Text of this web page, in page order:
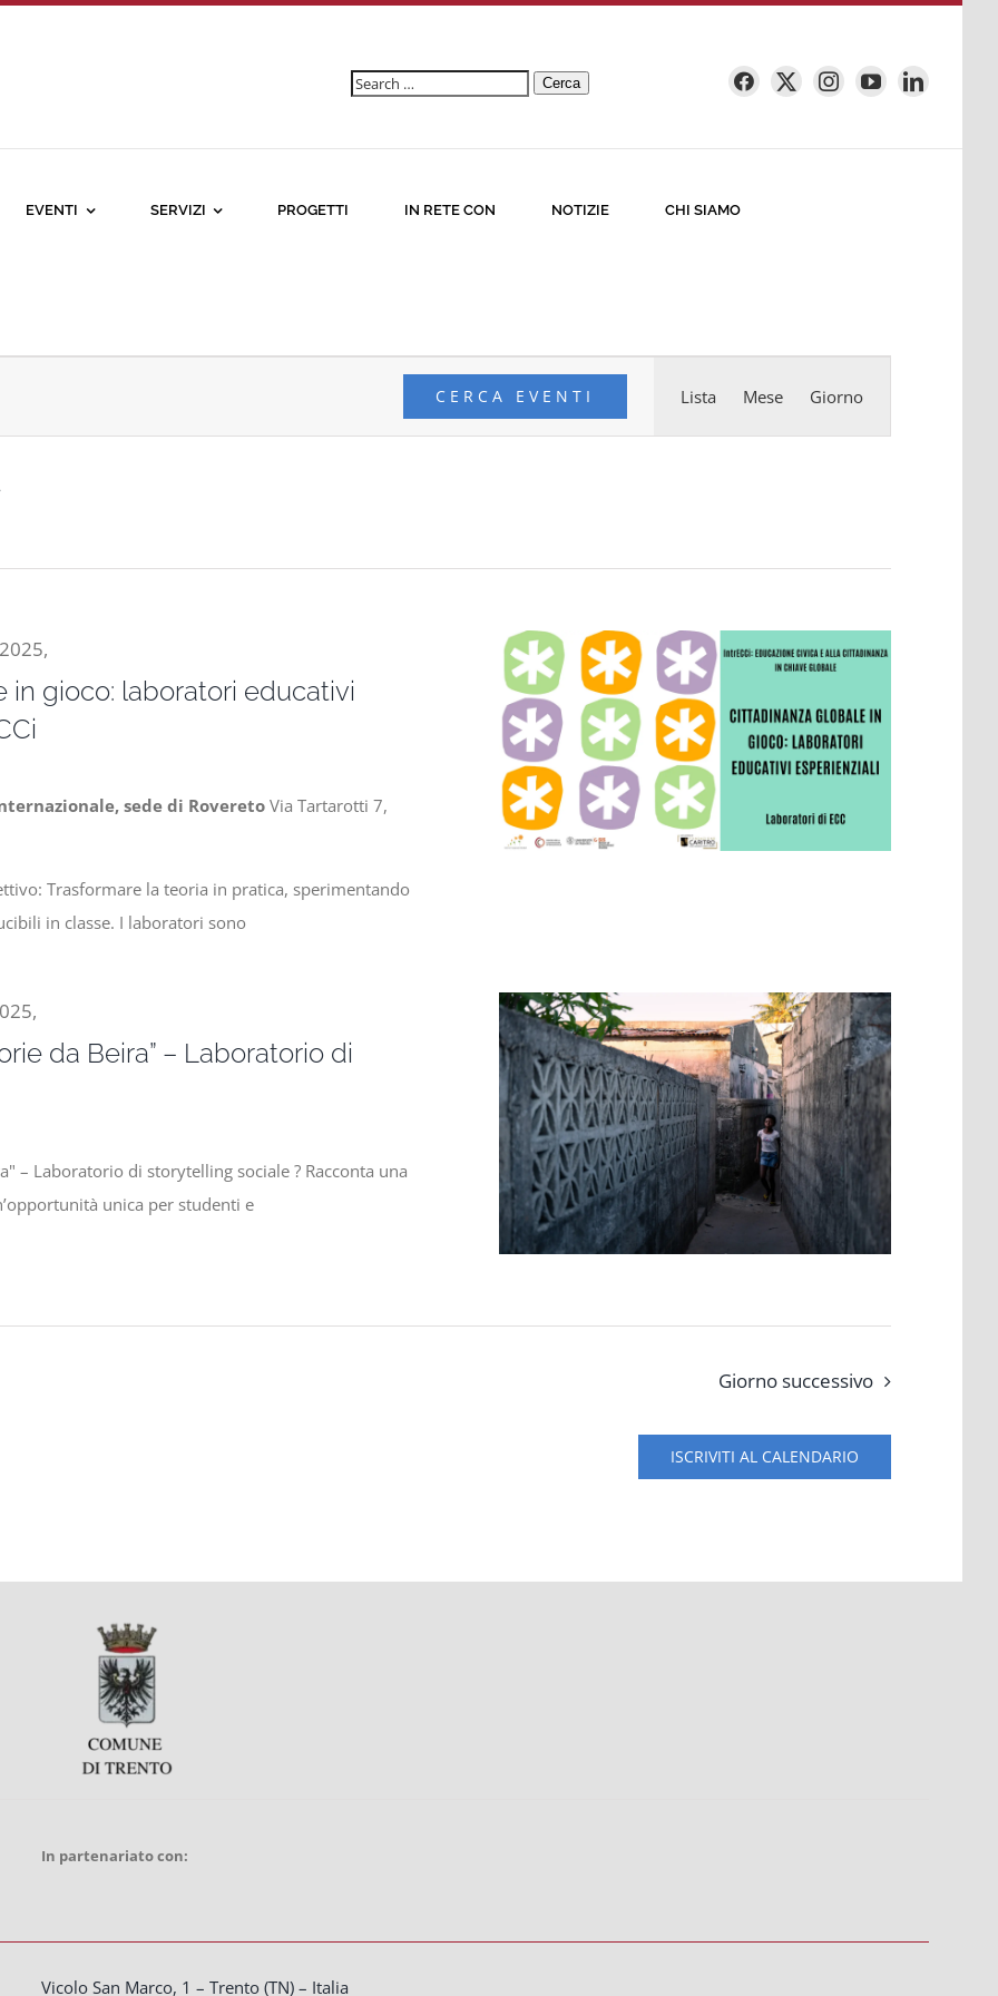
Ricerca
Cerca
EVENTI SERVIZI PROGETTI IN RETE CON NOTIZIE CHI SIAMO
CERCA EVENTI Lista Mese Giorno
in gioco: laboratori educativi
sede di RoveretoVia Tartarotti 7,
Trasformare la teoria in pratica, sperimentando
in classe. I laboratori sono
da Beira” – Laboratorio di
– Laboratorio di storytelling sociale ? Racconta una
unica per studenti e
Giorno successivo
ISCRIVITI AL CALENDARIO
In partenariato con:
Vicolo San Marco, 1 – Trento (TN) – Italia